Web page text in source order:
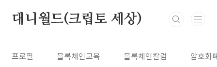
대니월드(크립토 세상)
프로필 블록체인교육 블록체인칼럼 암호화